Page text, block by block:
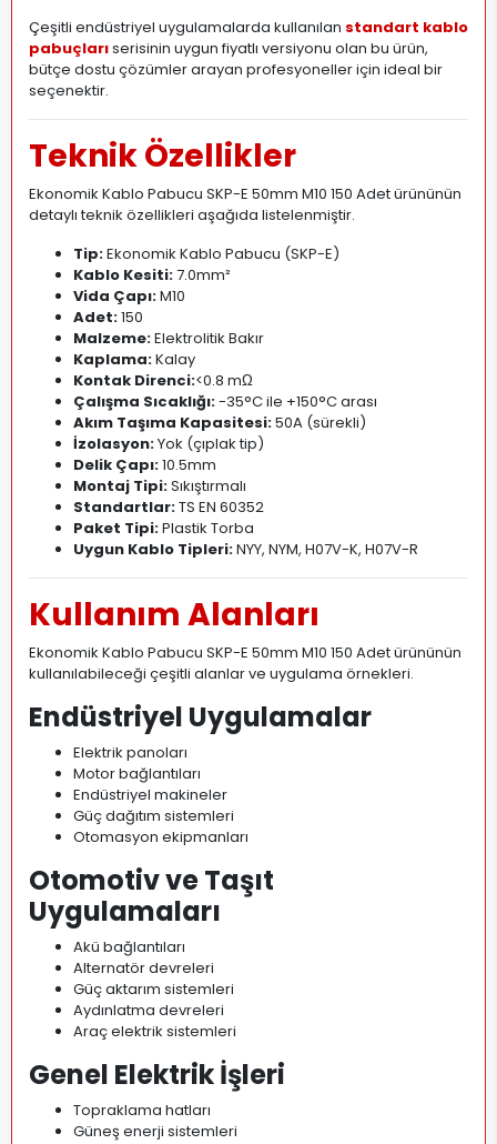
Çeşitli endüstriyel uygulamalarda kullanılan standart kablo
pabuçlarıserisinin uygun fiyatlı versiyonu olan bu ürün,
bütçe dostu çözümler arayan profesyoneller için ideal bir
seçenektir.
Teknik Özellikler
Ekonomik Kablo Pabucu SKP-E 50mm M10 150 Adet ürününün
detaylı teknik özellikleri aşağıda listelenmiştir.
Tip:Ekonomik Kablo Pabucu (SKP-E)
Kablo Kesiti:7.0mm²
Vida Çapı:M10
Adet:150
Malzeme:Elektrolitik Bakır
Kaplama:Kalay
Kontak Direnci:<0.8 mΩ
Çalışma Sıcaklığı:-35°C ile +150°C arası
Akım Taşıma Kapasitesi:50A (sürekli)
İzolasyon:Yok (çıplak tip)
Delik Çapı:10.5mm
Montaj Tipi:Sıkıştırmalı
Standartlar:TS EN 60352
Paket Tipi:Plastik Torba
Uygun Kablo Tipleri:NYY, NYM, H07V-K, H07V-R
Kullanım Alanları
Ekonomik Kablo Pabucu SKP-E 50mm M10 150 Adet ürününün
kullanılabileceği çeşitli alanlar ve uygulama örnekleri.
Endüstriyel Uygulamalar
Elektrik panoları
Motor bağlantıları
Endüstriyel makineler
Güç dağıtım sistemleri
Otomasyon ekipmanları
Otomotiv ve Taşıt
Uygulamaları
Akü bağlantıları
Alternatör devreleri
Güç aktarım sistemleri
Aydınlatma devreleri
Araç elektrik sistemleri
Genel Elektrik İşleri
Topraklama hatları
Güneş enerji sistemleri